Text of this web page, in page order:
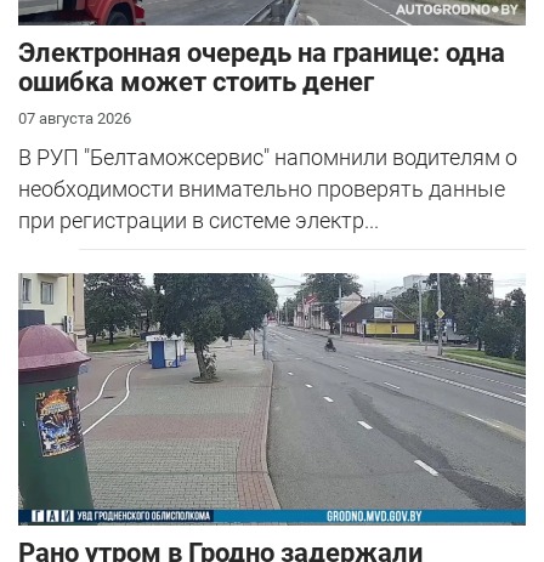
Электронная очередь на границе: одна
ошибка может стоить денег
07 августа 2026
В РУП "Белтаможсервис" напомнили водителям о
необходимости внимательно проверять данные
при регистрации в системе электр...
Рано утром в Гродно задержали